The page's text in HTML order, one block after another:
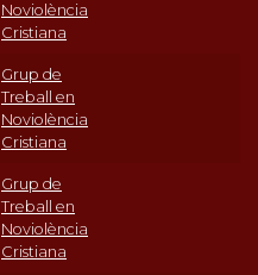
Noviolència
Cristiana
Grup de
Treball en
Noviolència
Cristiana
Grup de
Treball en
Noviolència
Cristiana